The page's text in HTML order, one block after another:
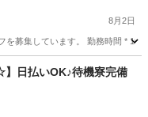
8月2日
募集しています。 勤務時間 *
】日払いOK♪待機寮完備